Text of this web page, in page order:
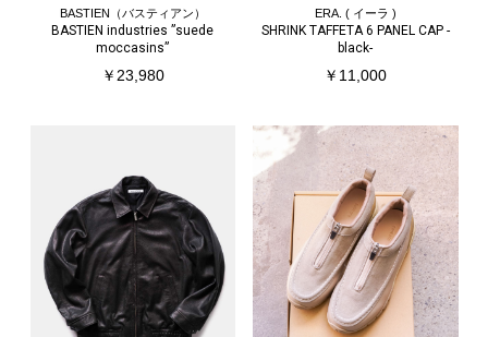
BASTIEN（バスティアン）
BASTIEN industries ”suede
moccasins”
￥23,980
ERA. ( イーラ )
SHRINK TAFFETA 6 PANEL CAP -
black-
￥11,000